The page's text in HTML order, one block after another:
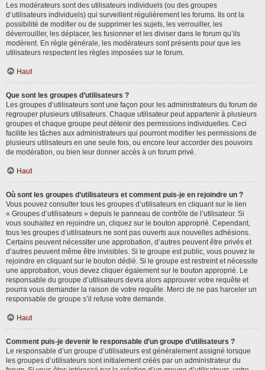
Les modérateurs sont des utilisateurs individuels (ou des groupes
d’utilisateurs individuels) qui surveillent régulièrement les forums. Ils ont la
possibilité de modifier ou de supprimer les sujets, les verrouiller, les
déverrouiller, les déplacer, les fusionner et les diviser dans le forum qu’ils
modèrent. En règle générale, les modérateurs sont présents pour que les
utilisateurs respectent les règles imposées sur le forum.
Haut
Que sont les groupes d’utilisateurs ?
Les groupes d’utilisateurs sont une façon pour les administrateurs du forum de
regrouper plusieurs utilisateurs. Chaque utilisateur peut appartenir à plusieurs
groupes et chaque groupe peut détenir des permissions individuelles. Ceci
facilite les tâches aux administrateurs qui pourront modifier les permissions de
plusieurs utilisateurs en une seule fois, ou encore leur accorder des pouvoirs
de modération, ou bien leur donner accès à un forum privé.
Haut
Où sont les groupes d’utilisateurs et comment puis-je en rejoindre un ?
Vous pouvez consulter tous les groupes d’utilisateurs en cliquant sur le lien
« Groupes d’utilisateurs » depuis le panneau de contrôle de l’utilisateur. Si
vous souhaitez en rejoindre un, cliquez sur le bouton approprié. Cependant,
tous les groupes d’utilisateurs ne sont pas ouverts aux nouvelles adhésions.
Certains peuvent nécessiter une approbation, d’autres peuvent être privés et
d’autres peuvent même être invisibles. Si le groupe est public, vous pouvez le
rejoindre en cliquant sur le bouton dédié. Si le groupe est restreint et nécessite
une approbation, vous devez cliquer également sur le bouton approprié. Le
responsable du groupe d’utilisateurs devra alors approuver votre requête et
pourra vous demander la raison de votre requête. Merci de ne pas harceler un
responsable de groupe s’il refuse votre demande.
Haut
Comment puis-je devenir le responsable d’un groupe d’utilisateurs ?
Le responsable d’un groupe d’utilisateurs est généralement assigné lorsque
les groupes d’utilisateurs sont initialement créés par un administrateur du